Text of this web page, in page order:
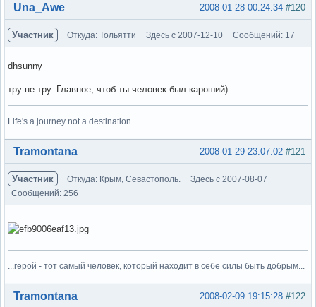
Вне форума #120
2008-01-28 00:24:34
Una_Awe
Участник Откуда: Тольятти Здесь с 2007-12-10 Сообщений: 17
dhsunny
тру-не тру..Главное, чтоб ты человек был кароший)
Life's a journey not a destination...
Вне форума #121
2008-01-29 23:07:02
Tramontana
Участник Откуда: Крым, Севастополь.
Здесь с 2007-08-07
Сообщений: 256
...герой - тот самый человек, который находит в себе силы быть добрым...
Вне форума #122
2008-02-09 19:15:28
Tramontana